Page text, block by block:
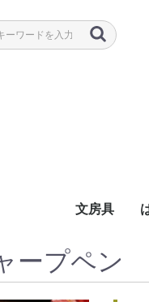
文房具
万年筆・筆
ボールペン
鉛筆・シャ
定規・コン
彫刻刀・小
事務用品
ープペン